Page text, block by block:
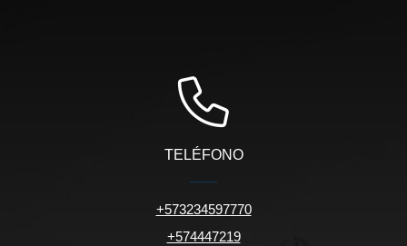
TELÉFONO
+573234597770
+574447219